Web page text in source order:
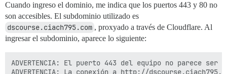
Cuando ingreso el dominio, me indica que los puertos 443 y 80 no
son accesibles. El subdominio utilizado es
dscourse.ciach795.com , proxyado a través de Cloudflare. Al
ingresar el subdominio, aparece lo siguiente:
ADVERTENCIA: El puerto 443 del equipo no parece